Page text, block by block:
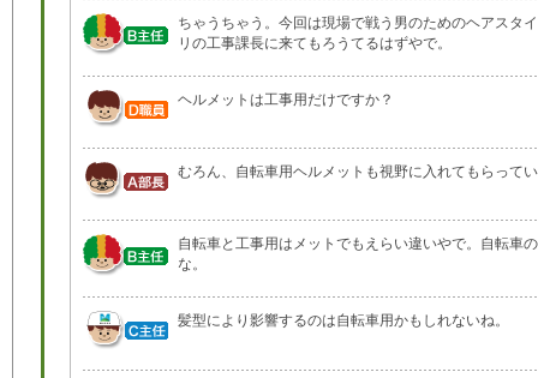
ちゃうちゃう。今回は現場で戦う男のためのヘアスタ
リの工事課長に来てもろうてるはずやで。
ヘルメットは工事用だけですか？
むろん、自転車用ヘルメットも視野に入れてもらって
自転車と工事用はメットでもえらい違いやで。自転車
な。
髪型により影響するのは自転車用かもしれないね。